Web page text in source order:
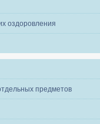
оздоровления
предметов